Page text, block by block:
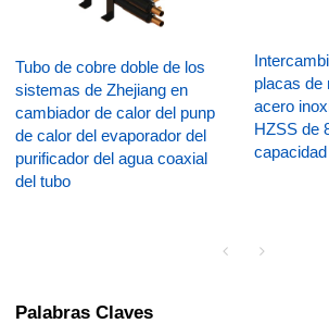
Tubo de cobre doble de los
sistemas de Zhejiang en
cambiador de calor del punp
de calor del evaporador del
purificador del agua coaxial
del tubo
placas de
acero
HZSS de
capacidad
Palabras Claves